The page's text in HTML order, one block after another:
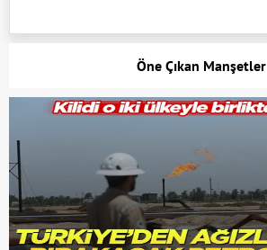
Öne Çıkan Manşetler